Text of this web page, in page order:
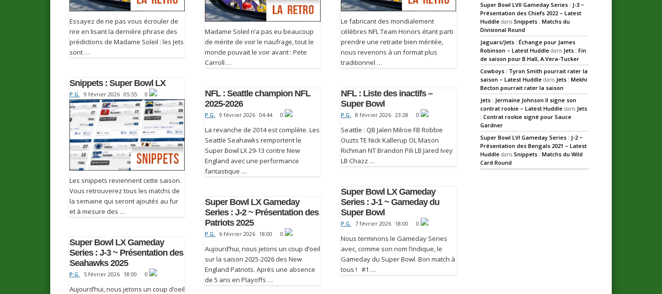
Essayez de ne pas vous écrouler de
rire en lisant la dernière phrase des
prédictions de Madame Soleil : les Jets
sont …
Madame Soleil n’a pas eu beaucoup
de mérite de voir le naufrage, tout le
monde pouvait le voir avant : Pete
Carroll …
Le fabricant des mondialement
célèbres NFL Team Honors étant parti
prendre une retraite bien méritée,
nous revenons à un format plus
traditionnel …
Snippets : Super Bowl LX
P.G. 9 février 2026 05:55 0
Les snippets reviennent cette saison.
Vous retrouverez tous les matchs de
la semaine qui seront ajoutés au fur
et à mesure des …
NFL : Seattle champion NFL
2025-2026
P.G. 9 février 2026 04:44 0
La revanche de 2014 est complète. Les
Seattle Seahawks remportent le
Super Bowl LX 29-13 contre New
England avec une performance
fantastique …
NFL : Liste des inactifs –
Super Bowl
P.G. 8 février 2026 23:28 0
Seattle : QB Jalen Milroe FB Robbie
Ouzts TE Nick Kallerup OL Mason
Richman NT Brandon Pili LB Jared Ivey
LB Chazz …
Super Bowl LX Gameday
Series : J-1 ~ Gameday du
Super Bowl
P.G. 7 février 2026 18:00 0
Nous terminons le Gameday Series
avec, comme son nom l’indique, le
Gameday du Super Bowl. Bon match à
tous ! #1 …
Super Bowl LX Gameday
Series : J-2 ~ Présentation des
Patriots 2025
P.G. 6 février 2026 18:00 0
Aujourd’hui, nous jetons un coup d’oeil
sur la saison 2025-2026 des New
England Patriots. Après une absence
de 5 ans en Playoffs …
Super Bowl LX Gameday
Series : J-3 ~ Présentation des
Seahawks 2025
P.G. 5 février 2026 18:00 0
Aujourd’hui, nous jetons un coup d’oeil
Super Bowl LVII Gameday Series : J-3 ~
Présentation des Chiefs 2022 – Latest
Huddle dansSnippets : Matchs du
Divisional Round
Jaguars/Jets : Échange pour James
Robinson – Latest Huddle dans Jets : Fin
de saison pour B.Hall, A.Vera-Tucker
Cowboys : Tyron Smith pourrait rater la
saison – Latest Huddle dans Jets : Mekhi
Becton pourrait rater la saison
Jets : Jermaine Johnson II signe son
contrat rookie – Latest Huddle dans Jets
: Contrat rookie signé pour Sauce
Gardner
Super Bowl LVI Gameday Series : J-2 ~
Présentation des Bengals 2021 – Latest
Huddle dansSnippets : Matchs du Wild
Card Round